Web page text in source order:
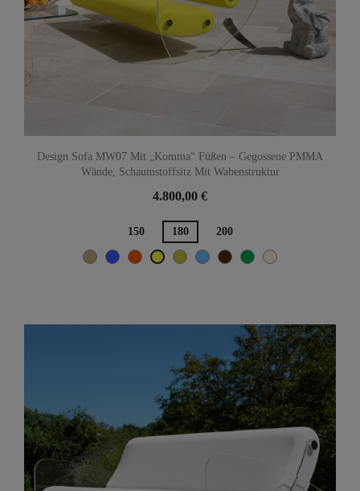
Design Sofa MW07 Mit „Komma“ Füßen – Gegossene PMMA
Wände, Schaumstoffsitz Mit Wabenstruktur
4.800,00 €
150 180 200
BeigeBlauOrangeGelbOliveTÜRKISCH-
BraunGrünHellbeige